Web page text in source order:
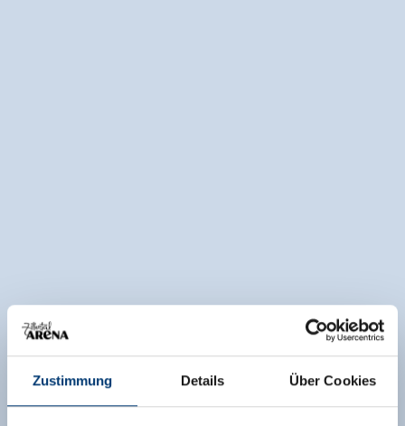
Zustimmung Details Über Cookies